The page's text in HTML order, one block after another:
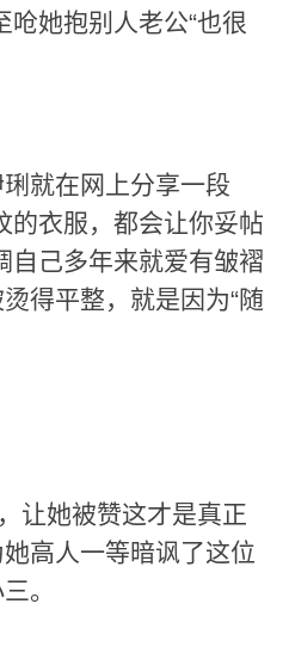
呛她抱别人老公“也很
就在网上分享一段
的衣服，都会让你妥帖
自己多年来就爱有皱褶
得平整，就是因为“随
她被赞这才是真正
高人一等暗讽了这位
。